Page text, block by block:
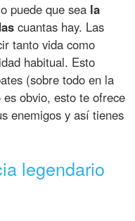
puede que sea la
cuantas hay. Las
tanto vida como
habitual. Esto
(sobre todo en la
obvio, esto te ofrece
enemigos y así tienes
legendario